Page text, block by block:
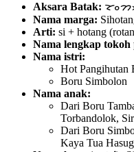
Aksara Batak:
Nama marga:
Arti: si + hotang
Nama lengkap
Nama istri:
Hot Pangihutan
Boru Simbolon
Nama anak:
Dari Boru
Torbandolok,
Dari Boru
Kaya Tua